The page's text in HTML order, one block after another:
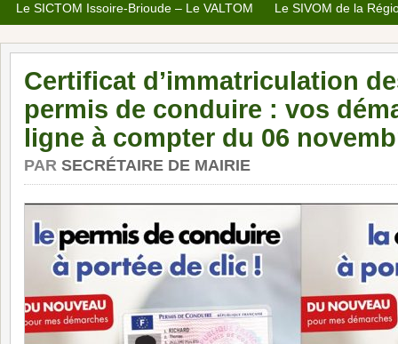
Le SICTOM Issoire-Brioude – Le VALTOM Le SIVOM de la
Certificat d’immatriculation
permis de conduire : vos
ligne à compter du 06
PAR SECRÉTAIRE DE MAIRIE